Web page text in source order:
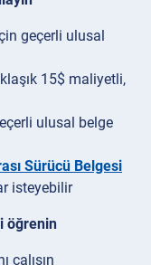
geçerli ulusal
15$ maliyetli,
ulusal belge
Sürücü Belgesi
isteyebilir
öğrenin
çalışın